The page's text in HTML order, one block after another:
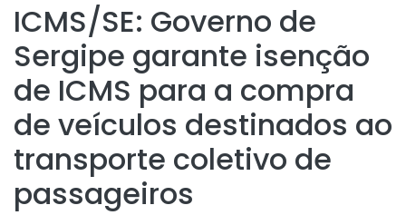
ICMS/SE: Governo de
Sergipe garante isenção
de ICMS para a compra
de veículos destinados ao
transporte coletivo de
passageiros